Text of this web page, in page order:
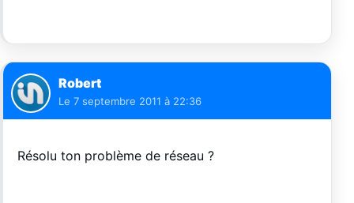
Robert
Le 7 septembre 2011 à 22:36
Résolu ton problème de réseau ?